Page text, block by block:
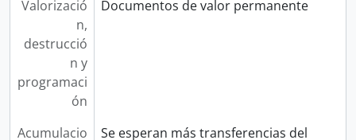
Valorizació
n,
destrucció
n y
programaci
ón
Documentos de valor permanente
Acumulacio
Se esperan más transferencias del